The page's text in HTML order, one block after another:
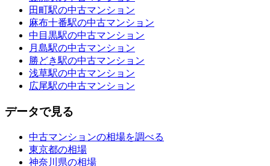
田町駅の中古マンション
麻布十番駅の中古マンション
中目黒駅の中古マンション
月島駅の中古マンション
勝どき駅の中古マンション
浅草駅の中古マンション
広尾駅の中古マンション
データで見る
中古マンションの相場を調べる
東京都の相場
神奈川県の相場